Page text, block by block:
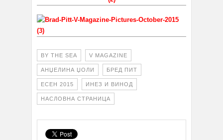
BY THE SEA V MAGAZINE
АНЏЕЛИНА ЏОЛИ БРЕД ПИТ
ЕСЕН 2015 ИНЕЗ И ВИНОД
НАСЛОВНА СТРАНИЦА